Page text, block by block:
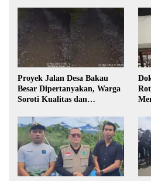
Proyek Jalan Desa Bakau
Besar Dipertanyakan, Warga
Soroti Kualitas dan
Pembangunan